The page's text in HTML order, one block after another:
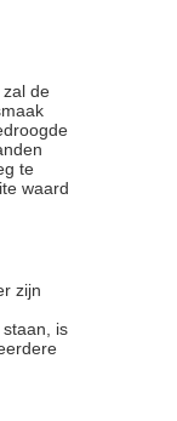
de
te
waard
zijn
is